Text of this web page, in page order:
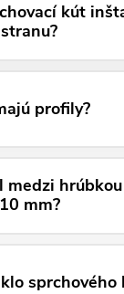
kút
profily?
medzi
mm?
sprchového